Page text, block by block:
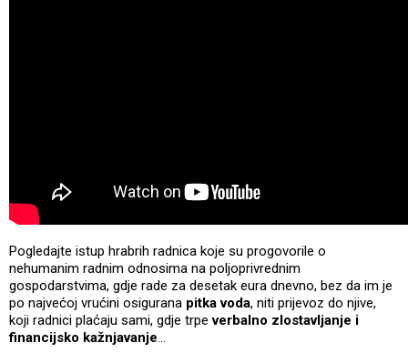
Pogledajte istup hrabrih radnica koje su progovorile o
nehumanim radnim odnosima na poljoprivrednim
gospodarstvima, gdje rade za desetak eura dnevno, bez da im je
po najvećoj vrućini osigurana pitka voda, niti prijevoz do njive,
koji radnici plaćaju sami, gdje trpeverbalno zlostavljanje i
financijsko kažnjavanje...